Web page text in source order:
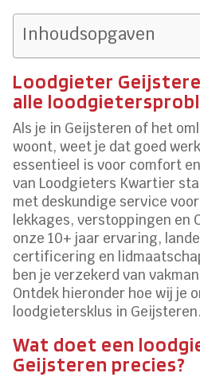
Inhoudsopgaven
Loodgieter
alle
Als je in Geijsteren of het
woont, weet je dat goed
essentieel is voor comfort
van Loodgieters Kwartier
met deskundige service
lekkages, verstoppingen en
onze 10+ jaar ervaring,
certificering en
ben je verzekerd van
Ontdek hieronder hoe wij je
loodgietersklus in Geijsteren.​
Wat doet een
Geijsteren precies?